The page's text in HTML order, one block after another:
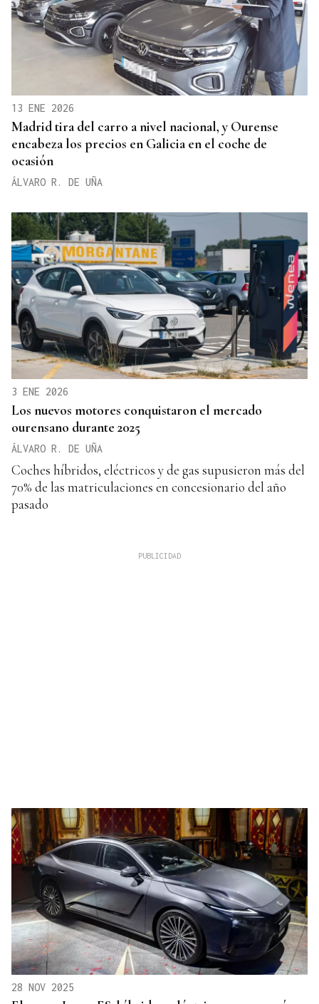
13 ENE 2026
Madrid tira del carro a nivel nacional, y Ourense
encabeza los precios en Galicia en el coche de
ocasión
ÁLVARO R. DE UÑA
3 ENE 2026
Los nuevos motores conquistaron el mercado
ourensano durante 2025
ÁLVARO R. DE UÑA
Coches híbridos, eléctricos y de gas supusieron más del
70% de las matriculaciones en concesionario del año
pasado
28 NOV 2025